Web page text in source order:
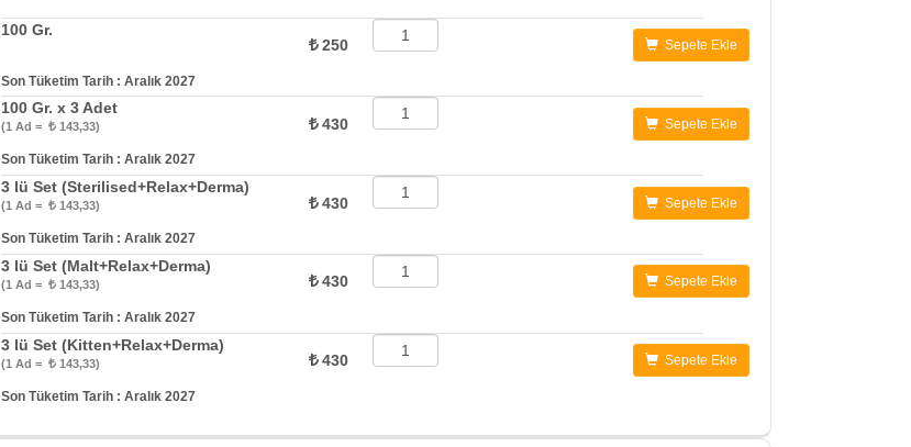
100 Gr.
250
Sepete Ekle
Son Tüketim Tarih : Aralık 2027
100 Gr. x 3 Adet
(1 Ad = 143,33) 430 Sepete Ekle
Son Tüketim Tarih : Aralık 2027
3 lü Set (Sterilised+Relax+Derma)
(1 Ad = 143,33) 430 Sepete Ekle
Son Tüketim Tarih : Aralık 2027
3 lü Set (Malt+Relax+Derma)
(1 Ad = 143,33) 430 Sepete Ekle
Son Tüketim Tarih : Aralık 2027
3 lü Set (Kitten+Relax+Derma)
(1 Ad = 143,33) 430 Sepete Ekle
Son Tüketim Tarih : Aralık 2027